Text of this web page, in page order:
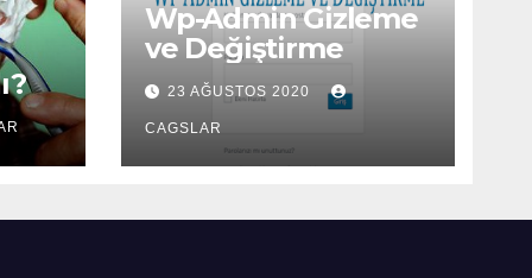
Wp-Admin Gizleme
ve Değiştirme
23 AĞUSTOS 2020
CAGSLAR